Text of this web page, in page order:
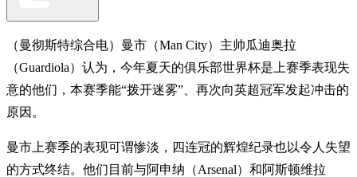
（曼彻斯特综合电）曼市（Man City）主帅瓜迪奥拉
（Guardiola）认为，今年夏天的俱乐部世界杯是上赛季表现失
意的他们，本赛季能“拨开迷雾”、再次向英超冠军发起冲击的
原因。
曼市上赛季的表现可谓惨淡，四连冠的辉煌纪录也以令人失望
的方式终结。他们目前与阿申纳（Arsenal）和阿斯顿维拉